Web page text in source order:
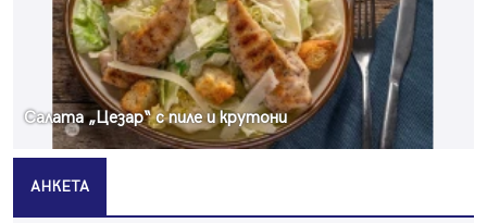
Салата „Цезар“ с пиле и крутони
АНКЕТА